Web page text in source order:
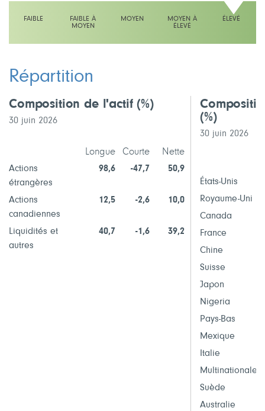
FAIBLE
FAIBLE À
MOYEN
MOYEN
MOYEN À
ÉLEVÉ
ÉLEVÉ
Répartition
Composition de l'actif(%)
30 juin 2026
Longue Courte Nette
Actions
étrangères
98,6 -47,7 50,9
Actions
canadiennes
12,5 -2,6 10,0
Liquidités et
autres
40,7 -1,6 39,2
(%)
30 juin 2026
États-Unis
Royaume-Uni
Canada
France
Chine
Suisse
Japon
Nigeria
Pays-Bas
Mexique
Italie
Multinationales
Suède
Australie